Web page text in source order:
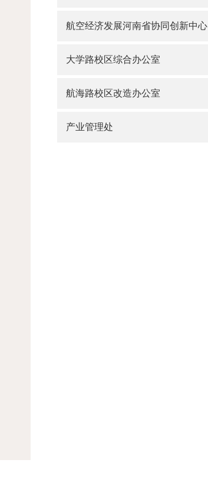
航空经济发展河南省协同创新中心
大学路校区综合办公室
航海路校区改造办公室
产业管理处